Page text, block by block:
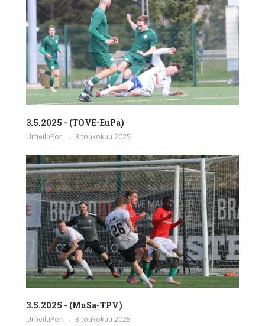
3.5.2025 - (TOVE-EuPa)
UrheiluPori 3 toukokuu 2025
3.5.2025 - (MuSa-TPV)
UrheiluPori 3 toukokuu 2025